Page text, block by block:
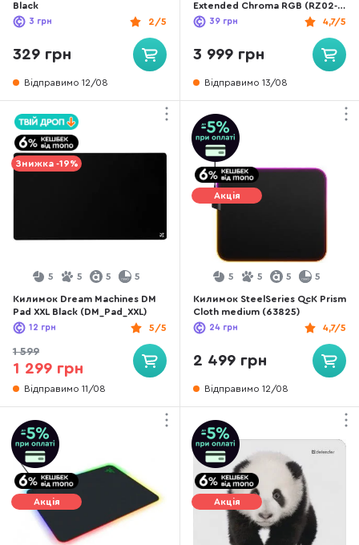
Black
2/5
3 грн
329 грн
Відправимо 12/08
Extended Chroma RGB (RZ02-
02500300-R3M1)
4,7/5
39 грн
3 999 грн
Відправимо 13/08
Знижка -19%
5 5 5 5
Килимок Dream Machines DM
Pad XXL Black (DM_Pad_XXL)
5/5
12 грн
1 599
1 299 грн
Відправимо 11/08
Акція
5 5 5 5
Килимок SteelSeries QcK Prism
Cloth medium (63825)
4,7/5
24 грн
2 499 грн
Відправимо 12/08
Акція Акція